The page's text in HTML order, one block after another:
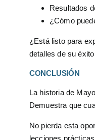
Resultados
¿Cómo
¿Está listo para
detalles de su
CONCLUSIÓN
La historia de
Demuestra que
No pierda esta
lecciones